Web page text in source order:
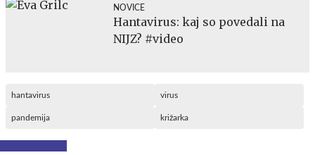
NOVICE
Hantavirus: kaj so povedali na
NIJZ? #video
hantavirus virus
pandemija križarka